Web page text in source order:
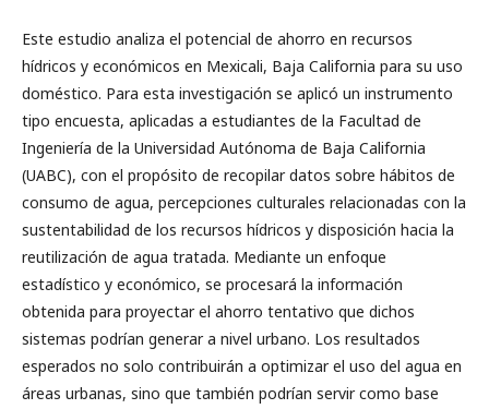
Este estudio analiza el potencial de ahorro en recursos
hídricos y económicos en Mexicali, Baja California para su uso
doméstico. Para esta investigación se aplicó un instrumento
tipo encuesta, aplicadas a estudiantes de la Facultad de
Ingeniería de la Universidad Autónoma de Baja California
(UABC), con el propósito de recopilar datos sobre hábitos de
consumo de agua, percepciones culturales relacionadas con la
sustentabilidad de los recursos hídricos y disposición hacia la
reutilización de agua tratada. Mediante un enfoque
estadístico y económico, se procesará la información
obtenida para proyectar el ahorro tentativo que dichos
sistemas podrían generar a nivel urbano. Los resultados
esperados no solo contribuirán a optimizar el uso del agua en
áreas urbanas, sino que también podrían servir como base